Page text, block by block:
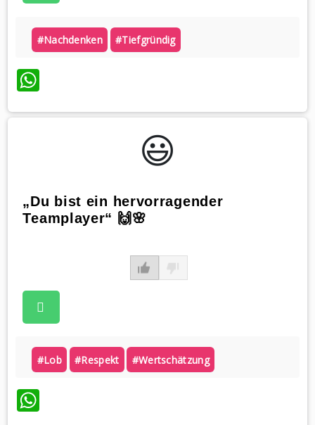
#nachdenken #tiefgründig
WhatsApp
😃️
„Du bist ein hervorragender
Teamplayer“ 🙌🌸
#lob #respekt #wertschätzung
WhatsApp